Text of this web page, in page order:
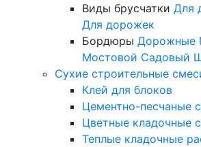
Виды брусчатки Для
Для дорожек
Бордюры Дорожные
Мостовой Садовый
Сухие строительные
Клей для блоков
Цементно-песчаные
Цветные кладочные
Теплые кладочные